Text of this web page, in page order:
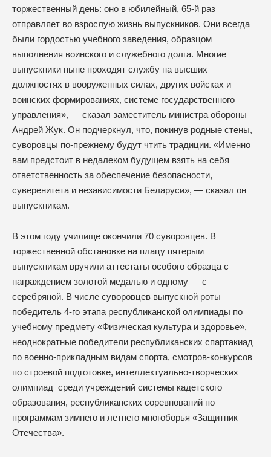
торжественный день: оно в юбилейный, 65-й раз
отправляет во взрослую жизнь выпускников. Они всегда
были гордостью учебного заведения, образцом
выполнения воинского и служебного долга. Многие
выпускники ныне проходят службу на высших
должностях в вооруженных силах, других войсках и
воинских формированиях, системе государственного
управления», — сказал заместитель министра обороны
Андрей Жук. Он подчеркнул, что, покинув родные стены,
суворовцы по-прежнему будут чтить традиции. «Именно
вам предстоит в недалеком будущем взять на себя
ответственность за обеспечение безопасности,
суверенитета и независимости Беларуси», — сказал он
выпускникам.
В этом году училище окончили 70 суворовцев. В
торжественной обстановке на плацу пятерым
выпускникам вручили аттестаты особого образца с
награждением золотой медалью и одному — с
серебряной. В числе суворовцев выпускной роты —
победитель 4-го этапа республиканской олимпиады по
учебному предмету «Физическая культура и здоровье»,
неоднократные победители республиканских спартакиад
по военно-прикладным видам спорта, смотров-конкурсов
по строевой подготовке, интеллектуально-творческих
олимпиад среди учреждений системы кадетского
образования, республиканских соревнований по
программам зимнего и летнего многоборья «Защитник
Отечества».